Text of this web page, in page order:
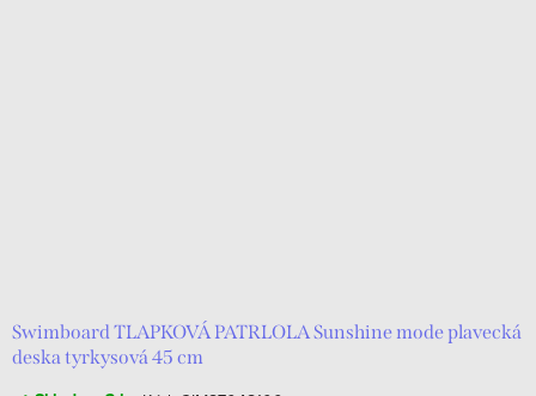
Swimboard TLAPKOVÁ PATRLOLA Sunshine mode plavecká
deska tyrkysová 45 cm